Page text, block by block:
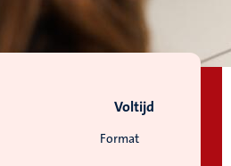
Format
Voltijd